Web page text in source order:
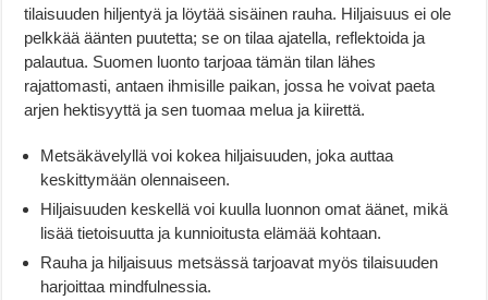
tilaisuuden hiljentyä ja löytää sisäinen rauha. Hiljaisuus ei ole
pelkkää äänten puutetta; se on tilaa ajatella, reflektoida ja
palautua. Suomen luonto tarjoaa tämän tilan lähes
rajattomasti, antaen ihmisille paikan, jossa he voivat paeta
arjen hektisyyttä ja sen tuomaa melua ja kiirettä.
Metsäkävelyllä voi kokea hiljaisuuden, joka auttaa
keskittymään olennaiseen.
Hiljaisuuden keskellä voi kuulla luonnon omat äänet, mikä
lisää tietoisuutta ja kunnioitusta elämää kohtaan.
Rauha ja hiljaisuus metsässä tarjoavat myös tilaisuuden
harjoittaa mindfulnessia.